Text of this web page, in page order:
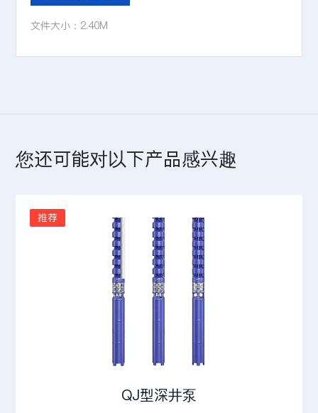
文件大小：2.40M
您还可能对以下产品感兴趣
推荐
QJ型深井泵